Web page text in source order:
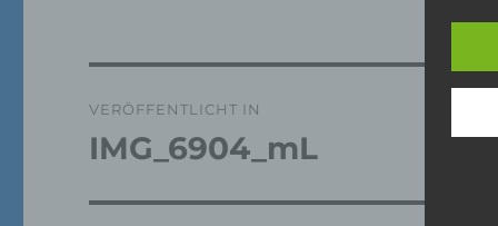
VERÖFFENTLICHT IN
IMG_6904_mL
dies
Wir